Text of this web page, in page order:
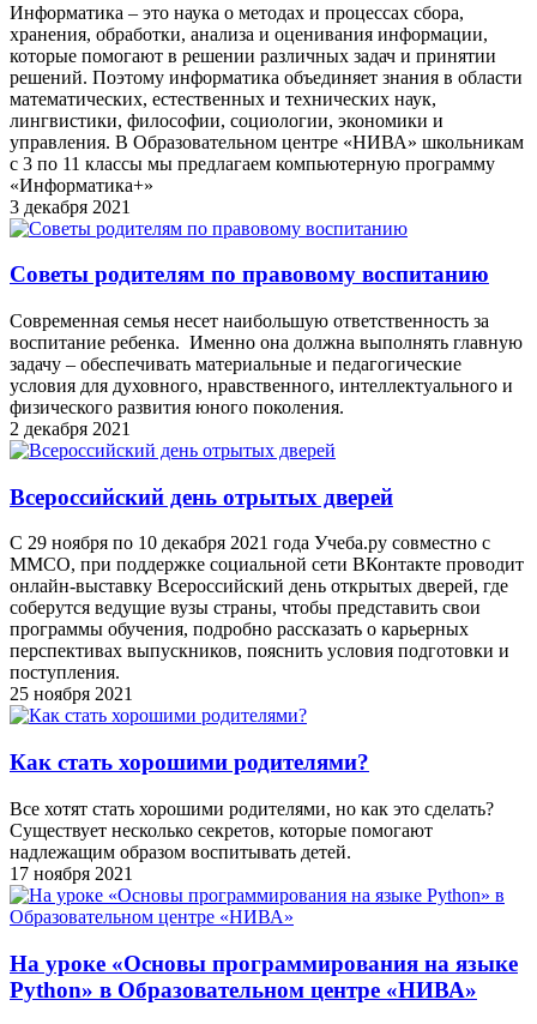
Информатика – это наука о методах и процессах сбора,
хранения, обработки, анализа и оценивания информации,
которые помогают в решении различных задач и принятии
решений. Поэтому информатика объединяет знания в области
математических, естественных и технических наук,
лингвистики, философии, социологии, экономики и
управления. В Образовательном центре «НИВА» школьникам
с 3 по 11 классы мы предлагаем компьютерную программу
«Информатика+»
3 декабря 2021
Советы родителям по правовому воспитанию
Современная семья несет наибольшую ответственность за
воспитание ребенка. Именно она должна выполнять главную
задачу – обеспечивать материальные и педагогические
условия для духовного, нравственного, интеллектуального и
физического развития юного поколения.
2 декабря 2021
Всероссийский день отрытых дверей
С 29 ноября по 10 декабря 2021 года Учеба.ру совместно с
ММСО, при поддержке социальной сети ВКонтакте проводит
онлайн-выставку Всероссийский день открытых дверей, где
соберутся ведущие вузы страны, чтобы представить свои
программы обучения, подробно рассказать о карьерных
перспективах выпускников, пояснить условия подготовки и
поступления.
25 ноября 2021
Как стать хорошими родителями?
Все хотят стать хорошими родителями, но как это сделать?
Существует несколько секретов, которые помогают
надлежащим образом воспитывать детей.
17 ноября 2021
На уроке «Основы программирования на языке
Python» в Образовательном центре «НИВА»